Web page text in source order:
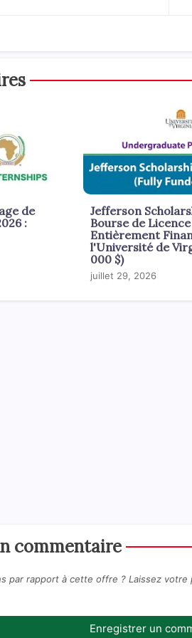
de
:
Jefferson
Bourse de Licence
Entièrement
l'Université de
000 $)
juillet 29, 2026
commentaire
par rapport à cette offre ? Laissez votre
Enregistrer un